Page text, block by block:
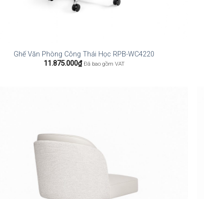
Ghế Văn Phòng Công Thái Học RPB-WC4220
11.875.000₫ Đã bao gồm VAT